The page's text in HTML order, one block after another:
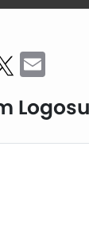
Twitter
Logosu